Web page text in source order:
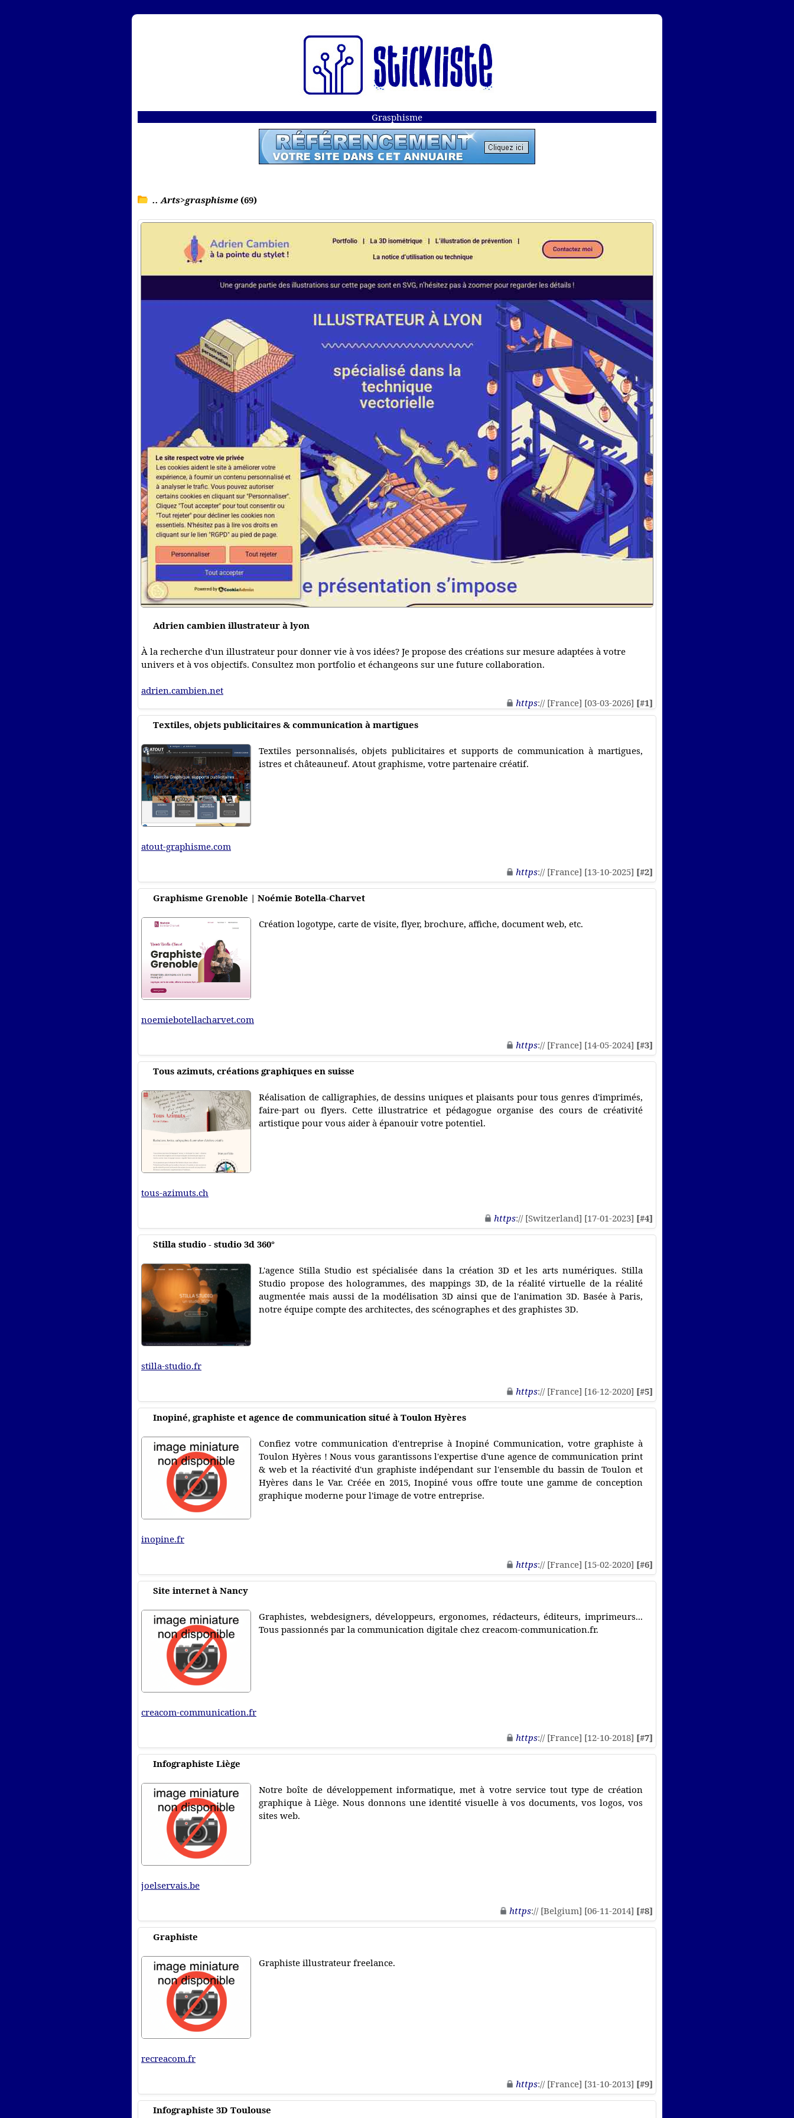
Grasphisme
.. Arts>grasphisme (69)
Adrien cambien illustrateur à lyon
À la recherche d'un illustrateur pour donner vie à vos idées? Je propose des créations sur mesure adaptées à votre
univers et à vos objectifs. Consultez mon portfolio et échangeons sur une future collaboration.
adrien.cambien.net
https:// [France] [03-03-2026] [#1]
Textiles, objets publicitaires & communication à martigues
Textiles personnalisés, objets publicitaires et supports de communication à martigues,
istres et châteauneuf. Atout graphisme, votre partenaire créatif.
atout-graphisme.com
https:// [France] [13-10-2025] [#2]
Graphisme Grenoble | Noémie Botella-Charvet
Création logotype, carte de visite, flyer, brochure, affiche, document web, etc.
noemiebotellacharvet.com
https:// [France] [14-05-2024] [#3]
Tous azimuts, créations graphiques en suisse
Réalisation de calligraphies, de dessins uniques et plaisants pour tous genres d'imprimés,
faire-part ou flyers. Cette illustratrice et pédagogue organise des cours de créativité
artistique pour vous aider à épanouir votre potentiel.
tous-azimuts.ch
https:// [Switzerland] [17-01-2023] [#4]
Stilla studio - studio 3d 360°
L'agence Stilla Studio est spécialisée dans la création 3D et les arts numériques. Stilla
Studio propose des hologrammes, des mappings 3D, de la réalité virtuelle de la réalité
augmentée mais aussi de la modélisation 3D ainsi que de l'animation 3D. Basée à Paris,
notre équipe compte des architectes, des scénographes et des graphistes 3D.
stilla-studio.fr
https:// [France] [16-12-2020] [#5]
Inopiné, graphiste et agence de communication situé à Toulon Hyères
Confiez votre communication d'entreprise à Inopiné Communication, votre graphiste à
Toulon Hyères ! Nous vous garantissons l'expertise d'une agence de communication print
& web et la réactivité d'un graphiste indépendant sur l'ensemble du bassin de Toulon et
Hyères dans le Var. Créée en 2015, Inopiné vous offre toute une gamme de conception
graphique moderne pour l'image de votre entreprise.
inopine.fr
https:// [France] [15-02-2020] [#6]
Site internet à Nancy
Graphistes, webdesigners, développeurs, ergonomes, rédacteurs, éditeurs, imprimeurs...
Tous passionnés par la communication digitale chez creacom-communication.fr.
creacom-communication.fr
https:// [France] [12-10-2018] [#7]
Infographiste Liège
Notre boîte de développement informatique, met à votre service tout type de création
graphique à Liège. Nous donnons une identité visuelle à vos documents, vos logos, vos
sites web.
joelservais.be
https:// [Belgium] [06-11-2014] [#8]
Graphiste
Graphiste illustrateur freelance.
recreacom.fr
https:// [France] [31-10-2013] [#9]
Infographiste 3D Toulouse